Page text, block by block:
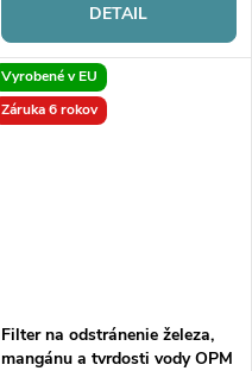
DETAIL
Vyrobené v EU
Záruka 6 rokov
Filter na odstránenie železa,
mangánu a tvrdosti vody OPM